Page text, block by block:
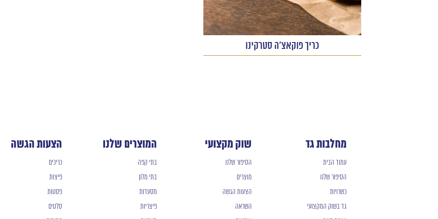
כריך פוקאצ'ה סטרקינו
מחלבות גד
עמוד הבית
הסיפור שלנו
כשרויות
גד בשוק המקצועי
שוק מקצועי
הסיפור שלנו
מוצרים
הצעות הגשה
השראה
המוצרים שלנו
בתי קפה
בתי מלון
מסעדות
פיצריות
הצעות הגשה
כריכים
פיצות
פסטות
סלטים